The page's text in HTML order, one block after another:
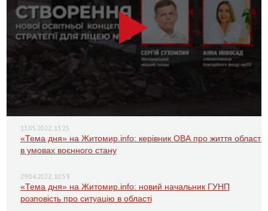
13.05.2022, 13:25
«Тема дня» на Житомир.info: керівник ОВА про життя області
в умовах воєнного стану
29.04.2022, 10:59
«Тема дня» на Житомир.info: новий начальник ГУНП
розповість про ситуацію в області